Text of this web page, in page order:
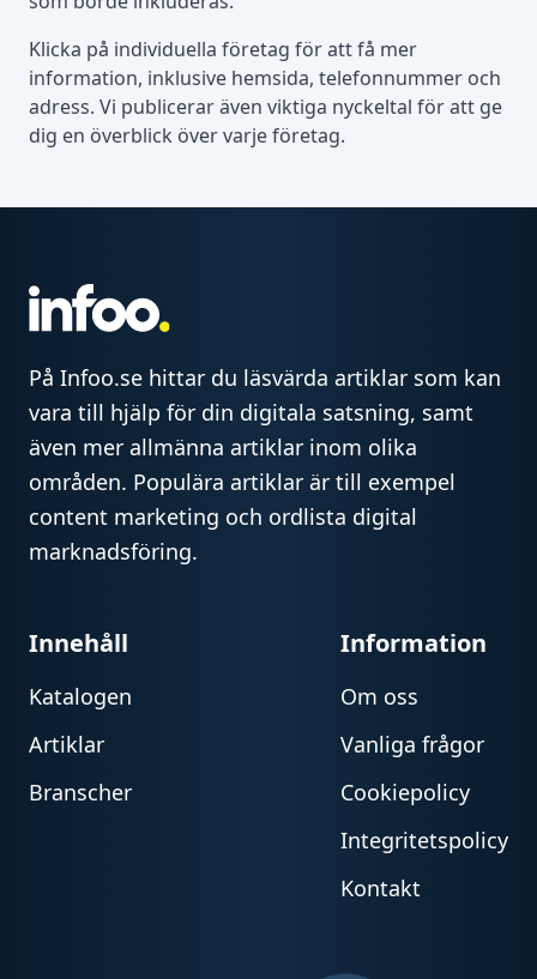
Klicka på individuella företag för att få mer
information, inklusive hemsida, telefonnummer och
adress. Vi publicerar även viktiga nyckeltal för att ge
dig en överblick över varje företag.
På Infoo.se hittar du läsvärda artiklar som kan
vara till hjälp för din digitala satsning, samt
även mer allmänna artiklar inom olika
områden. Populära artiklar är till exempel
content marketing och ordlista digital
marknadsföring.
Innehåll
Katalogen
Artiklar
Branscher
Information
Om oss
Vanliga frågor
Cookiepolicy
Integritetspolicy
Kontakt